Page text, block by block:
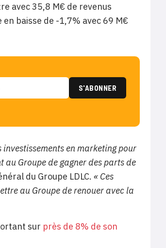
avec 35,8 M€ de revenus
baisse de -1,7% avec 69 M€
en marketing pour
Groupe de gagner des parts de
du Groupe LDLC. « Ces
au Groupe de renouer avec la
sur près de 8% de son